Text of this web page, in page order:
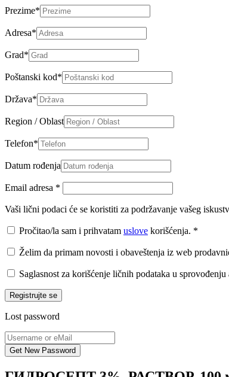
Prezime*
Adresa*
Grad*
Poštanski kod*
Država*
Region / Oblast
Telefon*
Datum rođenja
Email adresa *
Vaši lični podaci će se koristiti za podržavanje vašeg
Pročitao/la sam i prihvatam uslove korišćenja. *
Želim da primam novosti i obaveštenja iz web
Saglasnost za korišćenje ličnih podataka u sprovođenju
Registrujte se
Lost password